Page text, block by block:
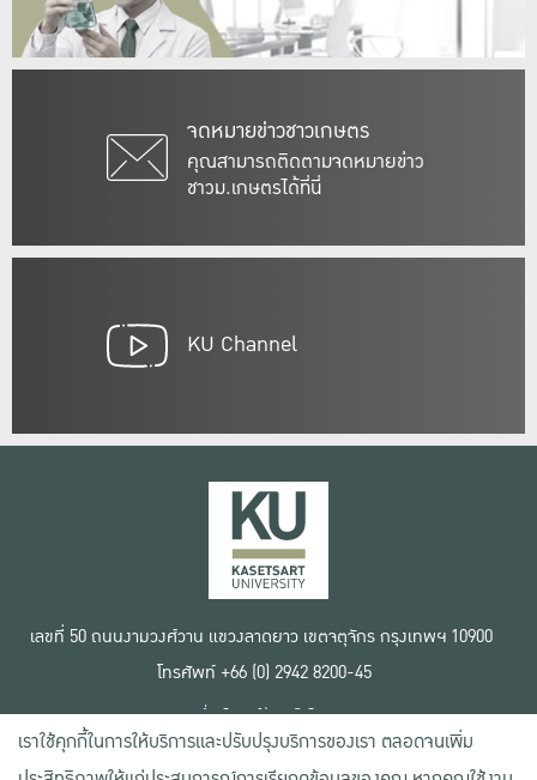
จดหมายข่าวชาวเกษตร
คุณสามารถติดตามจดหมายข่าว
ชาวม.เกษตรได้ที่นี่
KU Channel
เลขที่ 50 ถนนงามวงศ์วาน แขวงลาดยาว เขตจตุจักร กรุงเทพฯ 10900
โทรศัพท์ +66 (0) 2942 8200-45
เงื่อนไขการใช้งานเว็บไซต์
ข้อตกลงด้านสิทธิ์ใช้งาน
นโยบายความเป็นส่วนตัว
เราใช้คุกกี้ในการให้บริการและปรับปรุงบริการของเรา ตลอดจนเพิ่ม